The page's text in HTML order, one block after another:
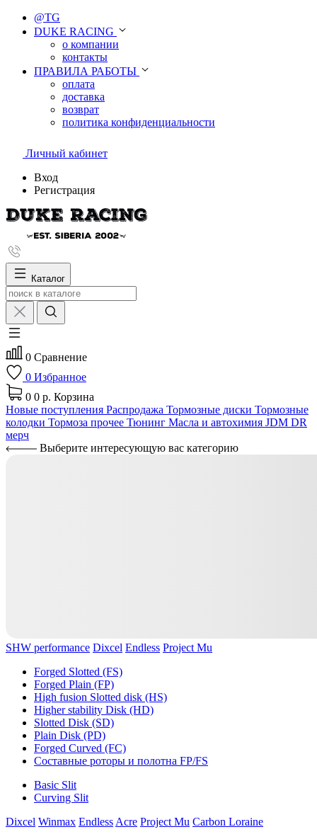
@TG
DUKE RACING
о компании
контакты
ПРАВИЛА РАБОТЫ
оплата
доставка
возврат
политика конфиденциальности
Личный кабинет
Вход
Регистрация
Каталог
0 Сравнение
0 Избранное
0 0 р. Корзина
Новые поступления Распродажа Тормозные диски Тормозные
колодки Тормоза прочее Тюнинг Масла и автохимия JDM DR
мерч
Выберите интересующую вас категорию
SHW performance Dixcel Endless Project Mu
Forged Slotted (FS)
Forged Plain (FP)
High fusion Slotted disk (HS)
Higher stability Disk (HD)
Slotted Disk (SD)
Plain Disk (PD)
Forged Curved (FC)
Составные роторы и полотна FP/FS
Basic Slit
Curving Slit
Dixcel Winmax Endless Acre Project Mu Carbon Loraine